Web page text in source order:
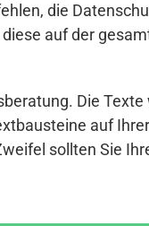
die
auf der
Die
auf
sollten Sie